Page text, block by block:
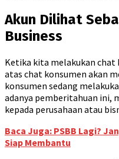
Akun Dilihat
Business
Ketika kita melakukan chat
atas chat konsumen akan
konsumen sedang
adanya pemberitahuan ini,
kepada perusahaan atau
Baca Juga: PSBB Lagi?
Siap Membantu